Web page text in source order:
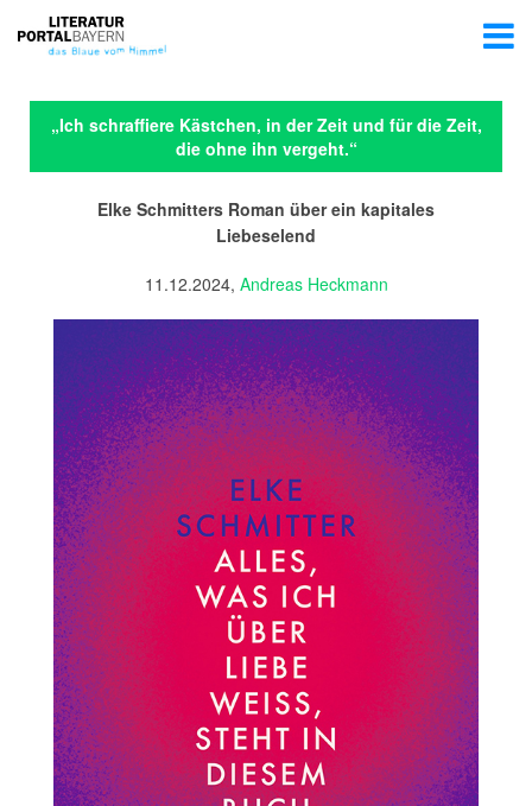
„Ich schraffiere Kästchen, in der Zeit und für die Zeit,
die ohne ihn vergeht.“
Elke Schmitters Roman über ein kapitales
Liebeselend
11.12.2024, Andreas Heckmann